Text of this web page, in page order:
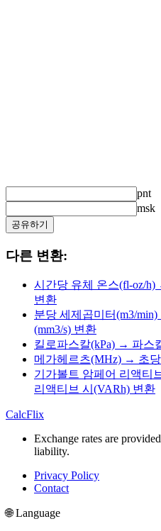
pnt
msk
공유하기
다른 변환:
시간당 유체 온스(fl-oz/
변환
분당 세제곱미터(m3/
(mm3/s) 변환
킬로파스칼(kPa) → 파스
메가헤르츠(MHz) → 초당
기가볼트 암페어 리액티
리액티브 시(VARh) 변환
CalcFlix
Exchange rates are
liability.
Privacy Policy
Contact
🌐 Language